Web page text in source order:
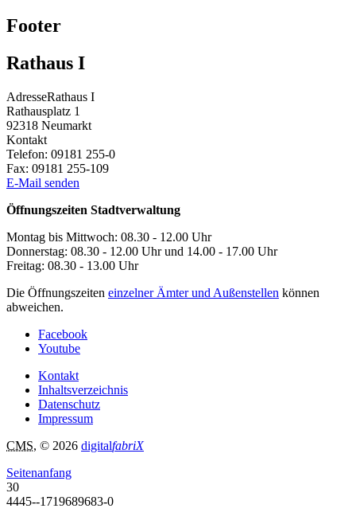
Footer
Rathaus I
AdresseRathaus I
Rathausplatz 1
92318 Neumarkt
Kontakt
Telefon: 09181 255-0
Fax: 09181 255-109
E-Mail senden
Öffnungszeiten Stadtverwaltung
Montag bis Mittwoch: 08.30 - 12.00 Uhr
Donnerstag: 08.30 - 12.00 Uhr und 14.00 - 17.00 Uhr
Freitag: 08.30 - 13.00 Uhr
Die Öffnungszeiten einzelner Ämter und Außenstellen können
abweichen.
Facebook
Youtube
Kontakt
Inhaltsverzeichnis
Datenschutz
Impressum
CMS, © 2026 digitalfabriX
Seitenanfang
30
4445--1719689683-0